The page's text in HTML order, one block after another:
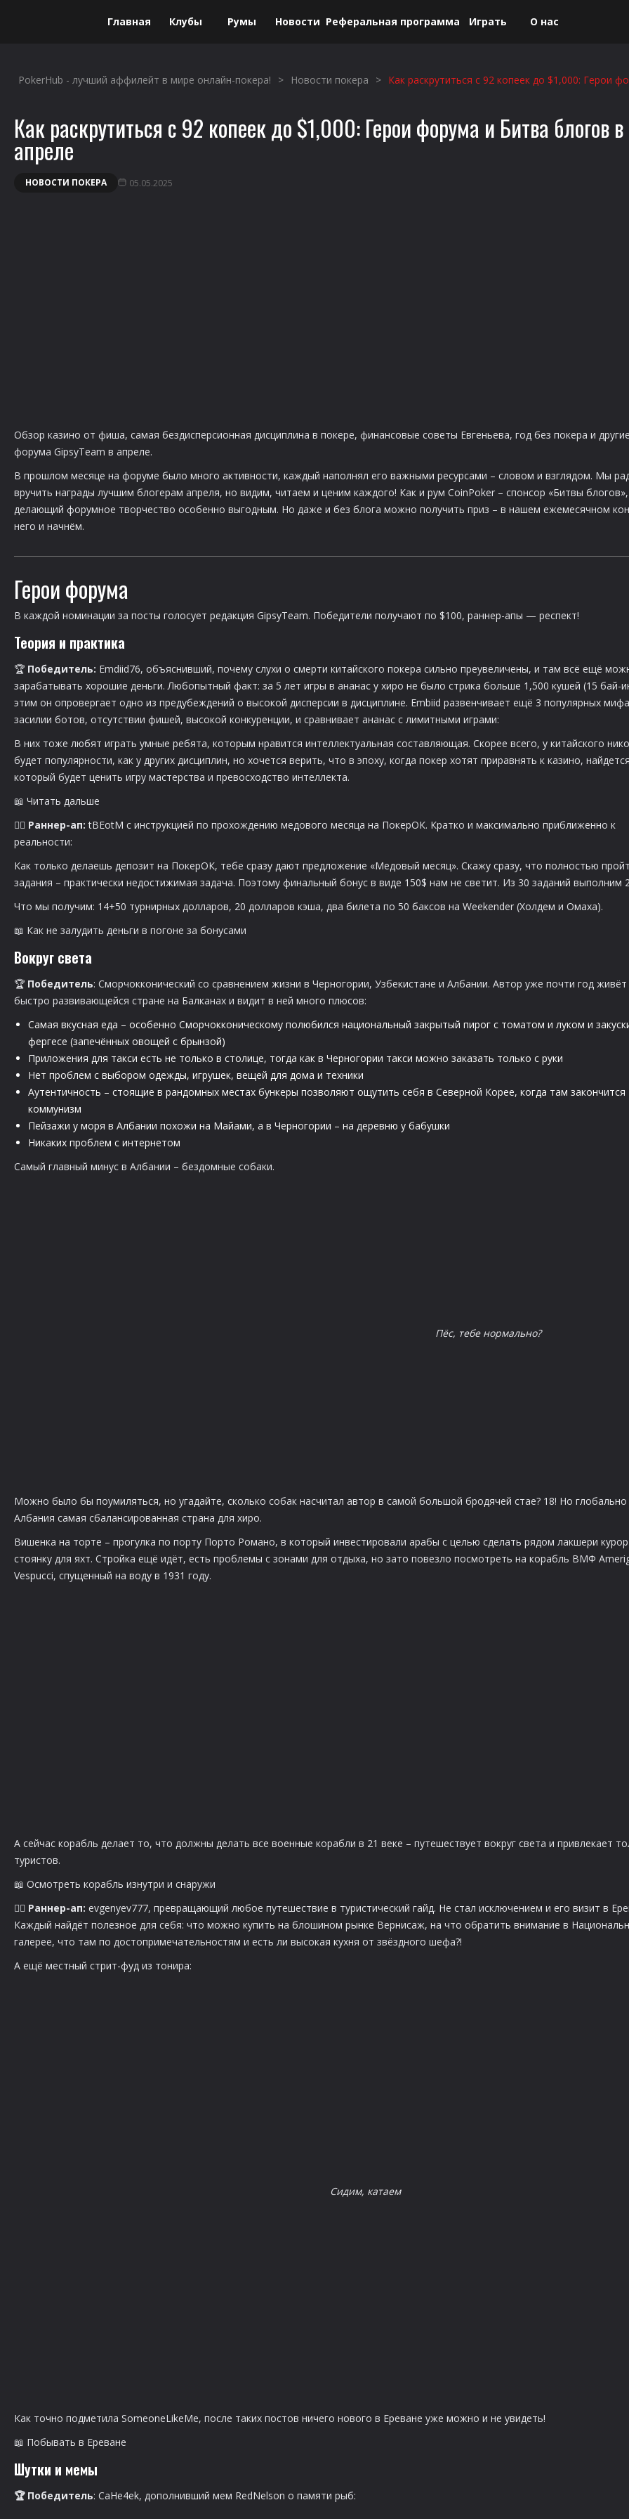
Главная Клубы Румы Новости Реферальная программа Играть О нас
лет.
PokerHub - лучший аффилейт в мире онлайн-покера! > Новости покера > Как раскрутиться с 92 копеек до $1,000: Герои
Как раскрутиться с 92 копеек до $1,000: Герои форума и Битва блогов в
апреле
НОВОСТИ ПОКЕРА 05.05.2025
Обзор казино от фиша, самая бездисперсионная дисциплина в покере, финансовые советы Евгеньева, год без покера и
форума GipsyTeam в апреле.
В прошлом месяце на форуме было много активности, каждый наполнял его важными ресурсами – словом и взглядом. Мы
вручить награды лучшим блогерам апреля, но видим, читаем и ценим каждого! Как и рум CoinPoker – спонсор «Битвы блогов»,
делающий форумное творчество особенно выгодным. Но даже и без блога можно получить приз – в нашем ежемесячном
него и начнём.
Герои форума
В каждой номинации за посты голосует редакция GipsyTeam. Победители получают по $100, раннер-апы — респект!
Теория и практика
🏆 Победитель: Emdiid76, объяснивший, почему слухи о смерти китайского покера сильно преувеличены, и там всё ещё
зарабатывать хорошие деньги. Любопытный факт: за 5 лет игры в ананас у хиро не было стрика больше 1,500 кушей (15 бай-
этим он опровергает одно из предубеждений о высокой дисперсии в дисциплине. Embiid развенчивает ещё 3 популярных
засилии ботов, отсутствии фишей, высокой конкуренции, и сравнивает ананас с лимитными играми:
В них тоже любят играть умные ребята, которым нравится интеллектуальная составляющая. Скорее всего, у китайского
будет популярности, как у других дисциплин, но хочется верить, что в эпоху, когда покер хотят приравнять к казино,
который будет ценить игру мастерства и превосходство интеллекта.
📖 Читать дальше
🏃‍♂️ Раннер-ап:tBEotM с инструкцией по прохождению медового месяца на ПокерОК. Кратко и максимально приближенно к
реальности:
Как только делаешь депозит на ПокерОК, тебе сразу дают предложение «Медовый месяц». Скажу сразу, что полностью
задания – практически недостижимая задача. Поэтому финальный бонус в виде 150$ нам не светит. Из 30 заданий выполним
Что мы получим: 14+50 турнирных долларов, 20 долларов кэша, два билета по 50 баксов на Weekender (Холдем и Омаха).
📖 Как не залудить деньги в погоне за бонусами
Вокруг света
🏆 Победитель: Сморчокконический со сравнением жизни в Черногории, Узбекистане и Албании. Автор уже почти год
быстро развивающейся стране на Балканах и видит в ней много плюсов:
Самая вкусная еда – особенно Сморчокконическому полюбился национальный закрытый пирог с томатом и луком и
фергесе (запечённых овощей с брынзой)
Приложения для такси есть не только в столице, тогда как в Черногории такси можно заказать только с руки
Нет проблем с выбором одежды, игрушек, вещей для дома и техники
Аутентичность – стоящие в рандомных местах бункеры позволяют ощутить себя в Северной Корее, когда там закончится
коммунизм
Пейзажи у моря в Албании похожи на Майами, а в Черногории – на деревню у бабушки
Никаких проблем с интернетом
Самый главный минус в Албании – бездомные собаки.
Пёс, тебе нормально?
Можно было бы поумиляться, но угадайте, сколько собак насчитал автор в самой большой бродячей стае? 18! Но глобально
Албания самая сбалансированная страна для хиро.
Вишенка на торте – прогулка по порту Порто Романо, в который инвестировали арабы с целью сделать рядом лакшери
стоянку для яхт. Стройка ещё идёт, есть проблемы с зонами для отдыха, но зато повезло посмотреть на корабль ВМФ
Vespucci, спущенный на воду в 1931 году.
А сейчас корабль делает то, что должны делать все военные корабли в 21 веке – путешествует вокруг света и привлекает
туристов.
📖 Осмотреть корабль изнутри и снаружи
🏃‍♂️ Раннер-ап: evgenyev777, превращающий любое путешествие в туристический гайд. Не стал исключением и его визит в
Каждый найдёт полезное для себя: что можно купить на блошином рынке Вернисаж, на что обратить внимание в
галерее, что там по достопримечательностям и есть ли высокая кухня от звёздного шефа?!
А ещё местный стрит-фуд из тонира:
Сидим, катаем
Как точно подметила SomeoneLikeMe, после таких постов ничего нового в Ереване уже можно и не увидеть!
📖 Побывать в Ереване
Шутки и мемы
🏆 Победитель: CaHe4ek, дополнивший мем RedNelson о памяти рыб: